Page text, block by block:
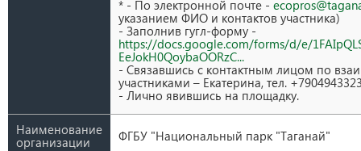
* - По электронной почте -
указанием ФИО и контактов участника)
- Заполнив гугл-форму -
https://docs.google.com/forms/d/e/
EeJokH0QoybaOORzC...
- Связавшись с контактным лицом по
участниками – Екатерина, тел.
- Лично явившись на площадку.
Наименование
организации
ФГБУ "Национальный парк "Таганай"